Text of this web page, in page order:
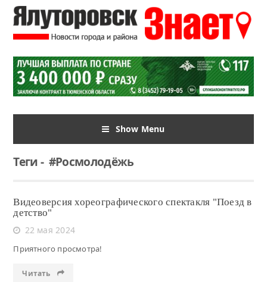
Show Menu
Теги-#Росмолодёжь
Видеоверсия хореографического спектакля "Поезд в
детство"
22 мая 2024
Приятного просмотра!
Читать